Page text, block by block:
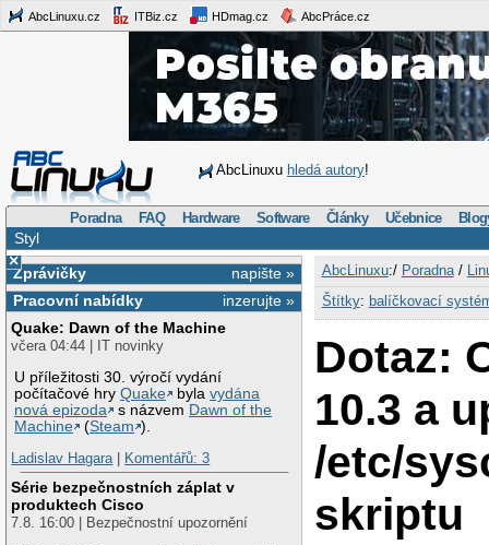
AbcLinuxu.cz ITBiz.cz HDmag.cz AbcPráce.cz
AbcLinuxu hledá autory!
Poradna FAQ Hardware Software Články Učebnice
Styl
×
napište »
Zprávičky
inzerujte »
Pracovní nabídky
Quake: Dawn of the Machine
včera 04:44 | IT novinky
U příležitosti 30. výročí vydání
počítačové hryQuake bylavydána
nová epizoda
s názvem Dawn of the
Machine
(Steam ).
Ladislav Hagara| Komentářů: 3
Série bezpečnostních záplat v
produktech Cisco
7.8. 16:00 | Bezpečnostní upozornění
AbcLinuxu:/ Poradna/
Štítky: balíčkovací
Dotaz:
10.3 a
/etc/
skriptu